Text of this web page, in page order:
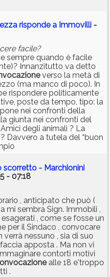
risponde a Immovilli -
facile?
sempre quando è facile
Innanzitutto va detto
verso la metà di
(ma manco di poco). In
rispondere politicamente
poste da tempo, tipo: la
nei confronti della
giunta nei confronti del
degli animali ? La
Davvero a tutela del “buon
scorretto - Marchionini
- 07:18
, anticipato che può (
mi sembra Sign. Immobili ,
, come se fosse un
per il Sindaco , convocare
nessuno , sia di suo
apposta . Ma non vi
contorti motivi
alle 18 e'troppo
.